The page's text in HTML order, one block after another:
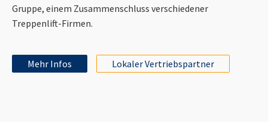
Gruppe, einem Zusammenschluss verschiedener
Treppenlift-Firmen.
Mehr Infos Lokaler Vertriebspartner